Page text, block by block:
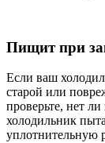
Пищит при
Если ваш
старой или
проверьте, нет
холодильник
уплотнительную